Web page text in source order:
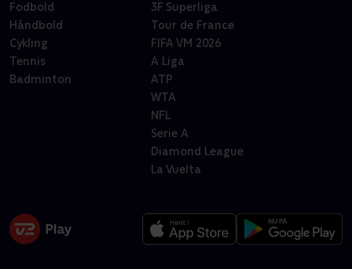
Fodbold
Håndbold
Cykling
Tennis
Badminton
3F Superliga
Tour de France
FIFA VM 2026
A Liga
ATP
WTA
NFL
Serie A
Diamond League
La Vuelta